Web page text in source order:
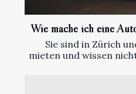
Wie mache ich eine
Sie sind in Zürich
mieten und wissen